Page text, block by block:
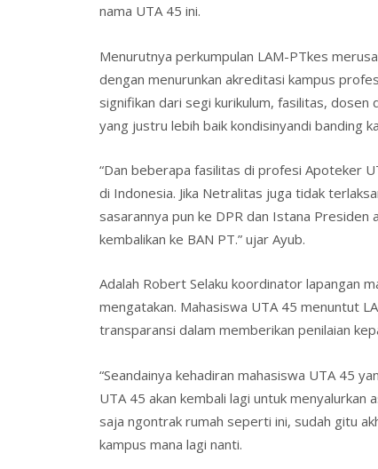
nama UTA 45 ini.
Menurutnya perkumpulan LAM-PTkes
dengan menurunkan akreditasi kampus
signifikan dari segi kurikulum, fasilitas,
yang justru lebih baik kondisinyandi banding
“Dan beberapa fasilitas di profesi Apoteker
di Indonesia. Jika Netralitas juga tidak
sasarannya pun ke DPR dan Istana
kembalikan ke BAN PT.” ujar Ayub.
Adalah Robert Selaku koordinator lapangan
mengatakan. Mahasiswa UTA 45 menuntut
transparansi dalam memberikan penilaian
“Seandainya kehadiran mahasiswa UTA 45
UTA 45 akan kembali lagi untuk
saja ngontrak rumah seperti ini, sudah gitu
kampus mana lagi nanti.